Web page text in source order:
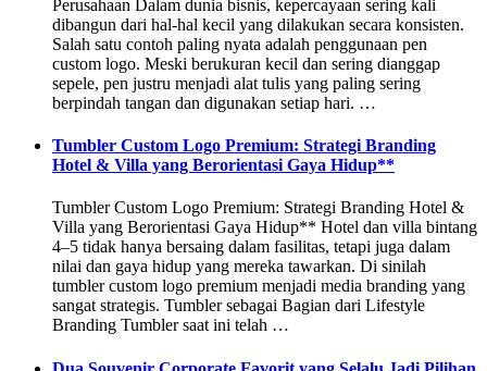
Perusahaan Dalam dunia bisnis, kepercayaan sering kali
dibangun dari hal-hal kecil yang dilakukan secara konsisten.
Salah satu contoh paling nyata adalah penggunaan pen
custom logo. Meski berukuran kecil dan sering dianggap
sepele, pen justru menjadi alat tulis yang paling sering
berpindah tangan dan digunakan setiap hari. …
Tumbler Custom Logo Premium: Strategi Branding
Hotel & Villa yang Berorientasi Gaya Hidup**
Tumbler Custom Logo Premium: Strategi Branding Hotel &
Villa yang Berorientasi Gaya Hidup** Hotel dan villa bintang
4–5 tidak hanya bersaing dalam fasilitas, tetapi juga dalam
nilai dan gaya hidup yang mereka tawarkan. Di sinilah
tumbler custom logo premium menjadi media branding yang
sangat strategis. Tumbler sebagai Bagian dari Lifestyle
Branding Tumbler saat ini telah …